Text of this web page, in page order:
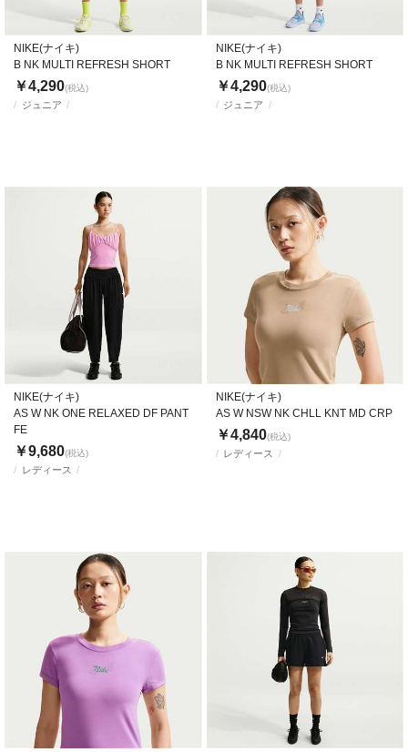
ジュニア
NIKE(ナイキ)
B NK MULTI REFRESH SHORT
￥4,290(税込)
ジュニア
NIKE(ナイキ)
B NK MULTI REFRESH SHORT
￥4,290(税込)
レディース
NIKE(ナイキ)
AS W NK ONE RELAXED DF PANT
FE
￥9,680(税込) レディース
NIKE(ナイキ)
AS W NSW NK CHLL KNT MD CRP
￥4,840(税込)